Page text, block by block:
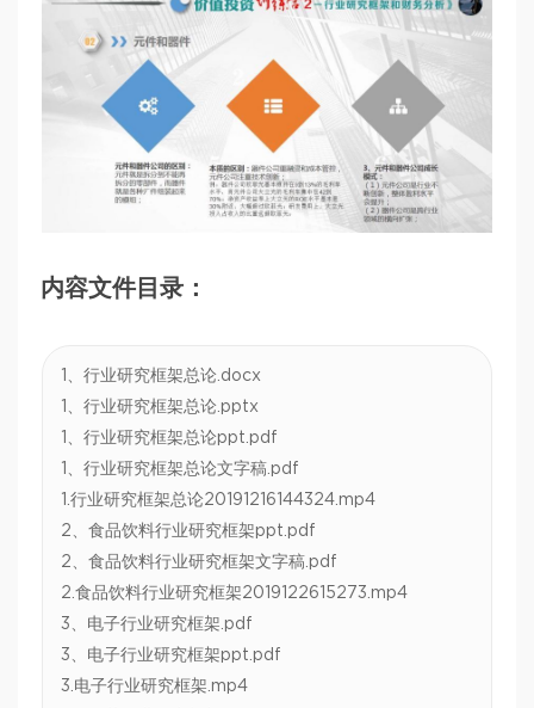
内容文件目录：
1、行业研究框架总论.docx
1、行业研究框架总论.pptx
1、行业研究框架总论ppt.pdf
1、行业研究框架总论文字稿.pdf
1.行业研究框架总论20191216144324.mp4
2、食品饮料行业研究框架ppt.pdf
2、食品饮料行业研究框架文字稿.pdf
2.食品饮料行业研究框架2019122615273.mp4
3、电子行业研究框架.pdf
3、电子行业研究框架ppt.pdf
3.电子行业研究框架.mp4